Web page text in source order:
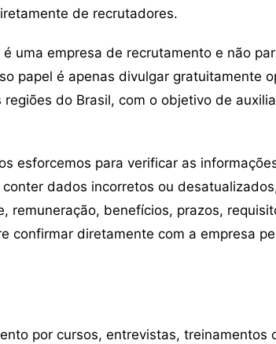
de recrutadores.
é uma empresa de recrutamento e não
papel é apenas divulgar gratuitamente
regiões do Brasil, com o objetivo de
esforcemos para verificar as
dados incorretos ou
remuneração, benefícios, prazos,
confirmar diretamente com a empresa
por cursos, entrevistas, treinamentos